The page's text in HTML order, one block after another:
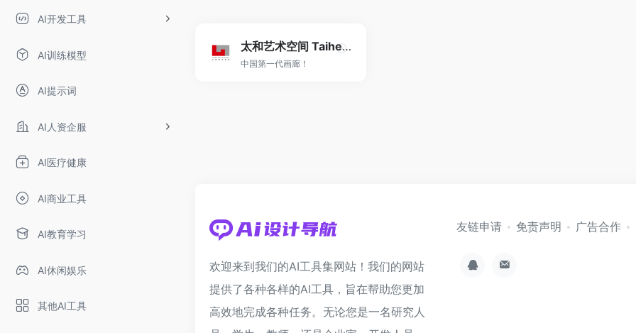
AI开发工具
AI训练模型
AI提示词
AI人资企服
AI医疗健康
AI商业工具
AI教育学习
AI休闲娱乐
其他AI工具
太和艺术空间 Taihe art space
中国第一代画廊！
欢迎来到我们的AI工具集网站！我们的网站
提供了各种各样的AI工具，旨在帮助您更加
高效地完成各种任务。无论您是一名研究人
友链申请 免责声明 广告合作